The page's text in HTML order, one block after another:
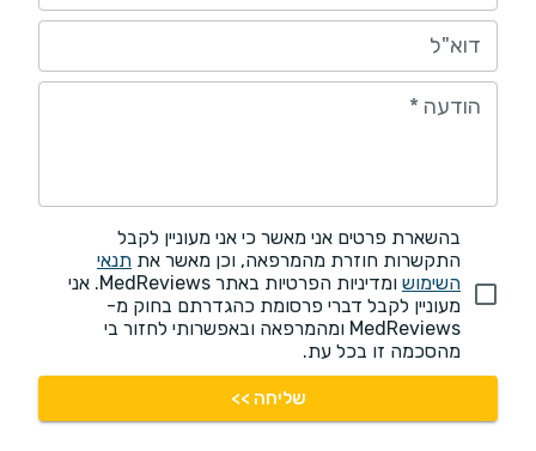
דוא"ל
הודעה *
בהשארת פרטים אני מאשר כי אני מעוניין לקבל
התקשרות חוזרת מהמרפאה, וכן מאשר את תנאי
השימוש
ומדיניות הפרטיות באתר MedReviews. אני
מעוניין לקבל דברי פרסומת כהגדרתם בחוק מ-
MedReviews ומהמרפאה ובאפשרותי לחזור בי
מהסכמה זו בכל עת.
שליחה >>